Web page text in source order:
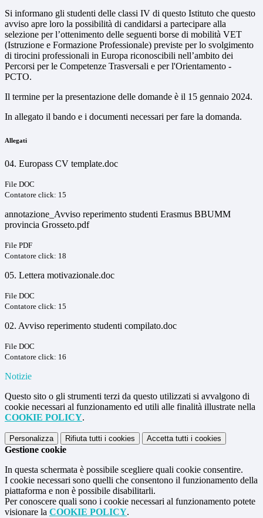
Si informano gli studenti delle classi IV di questo Istituto che questo
avviso apre loro la possibilità di candidarsi a partecipare alla
selezione per l’ottenimento delle seguenti borse di mobilità VET
(Istruzione e Formazione Professionale) previste per lo svolgimento
di tirocini professionali in Europa riconoscibili nell’ambito dei
Percorsi per le Competenze Trasversali e per l'Orientamento -
PCTO.
Il termine per la presentazione delle domande è il 15 gennaio 2024.
In allegato il bando e i documenti necessari per fare la domanda.
Allegati
04. Europass CV template.doc
File DOC
Contatore click: 15
annotazione_Avviso reperimento studenti Erasmus BBUMM
provincia Grosseto.pdf
File PDF
Contatore click: 18
05. Lettera motivazionale.doc
File DOC
Contatore click: 15
02. Avviso reperimento studenti compilato.doc
File DOC
Contatore click: 16
Notizie
Questo sito o gli strumenti terzi da questo utilizzati si avvalgono di
cookie necessari al funzionamento ed utili alle finalità illustrate nella
COOKIE POLICY.
Personalizza Rifiuta tutti i cookies Accetta tutti i cookies
Gestione cookie
In questa schermata è possibile scegliere quali cookie consentire.
I cookie necessari sono quelli che consentono il funzionamento della
piattaforma e non è possibile disabilitarli.
Per conoscere quali sono i cookie necessari al funzionamento potete
visionare la COOKIE POLICY.